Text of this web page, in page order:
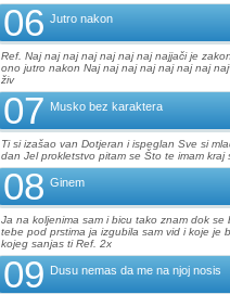
06 Jutro nakon
Ref. Naj naj naj naj naj naj naj najjači je
ono jutro nakon Naj naj naj naj naj naj naj
živ
07 Musko bez karaktera
Ti si izašao van Dotjeran i ispeglan Sve si
dan Jel prokletstvo pitam se Što te imam kraj
08 Ginem
Ja na koljenima sam i bicu tako znam dok se
tebe pod prstima ja izgubila sam vid i koje je
kojeg sanjas ti Ref. 2x
09 Dusu nemas da me na njoj nosis